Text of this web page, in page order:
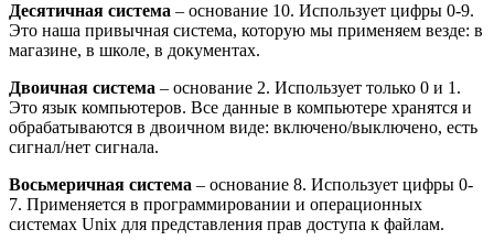
Десятичная система – основание 10. Использует цифры 0-9.
Это наша привычная система, которую мы применяем везде: в
магазине, в школе, в документах.
Двоичная система – основание 2. Использует только 0 и 1.
Это язык компьютеров. Все данные в компьютере хранятся и
обрабатываются в двоичном виде: включено/выключено, есть
сигнал/нет сигнала.
Восьмеричная система – основание 8. Использует цифры 0-
7. Применяется в программировании и операционных
системах Unix для представления прав доступа к файлам.